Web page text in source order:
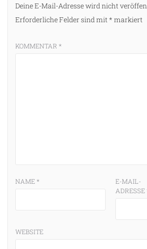
Deine E-Mail-Adresse wird nicht
Erforderliche Felder sind mit * markiert
KOMMENTAR *
NAME*
E-MAIL-
ADRESSE
WEBSITE